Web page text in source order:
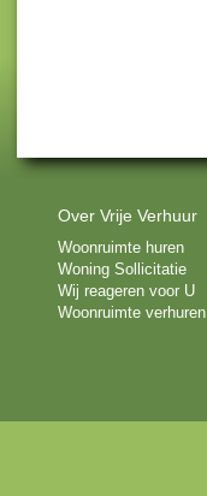
Over Vrije Verhuur
Woonruimte huren
Woning Sollicitatie
Wij reageren voor U
Woonruimte verhuren